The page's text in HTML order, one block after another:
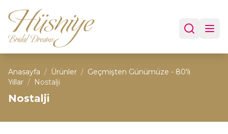
Anasayfa / Ürünler / Geçmişten Günümüze - 80'li
Yıllar / Nostalji
Nostalji